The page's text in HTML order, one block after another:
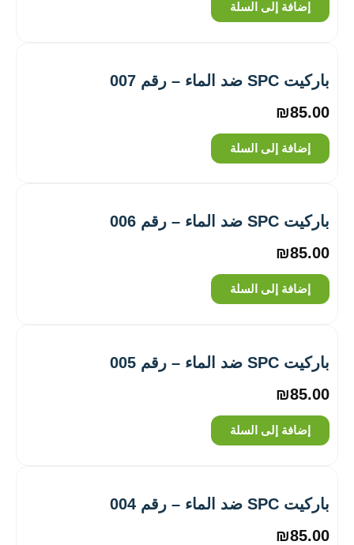
إضافة إلى السلة
باركيت SPC ضد الماء – رقم 007
₪85.00
إضافة إلى السلة
باركيت SPC ضد الماء – رقم 006
₪85.00
إضافة إلى السلة
باركيت SPC ضد الماء – رقم 005
₪85.00
إضافة إلى السلة
باركيت SPC ضد الماء – رقم 004
₪85.00